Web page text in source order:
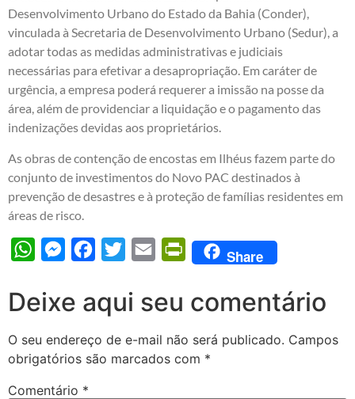
Desenvolvimento Urbano do Estado da Bahia (Conder),
vinculada à Secretaria de Desenvolvimento Urbano (Sedur), a
adotar todas as medidas administrativas e judiciais
necessárias para efetivar a desapropriação. Em caráter de
urgência, a empresa poderá requerer a imissão na posse da
área, além de providenciar a liquidação e o pagamento das
indenizações devidas aos proprietários.
As obras de contenção de encostas em Ilhéus fazem parte do
conjunto de investimentos do Novo PAC destinados à
prevenção de desastres e à proteção de famílias residentes em
áreas de risco.
WhatsAppMessengerFacebook
Twitter Email PrintFriendly
Share
Deixe aqui seu comentário
O seu endereço de e-mail não será publicado. Campos
obrigatórios são marcados com *
Comentário *